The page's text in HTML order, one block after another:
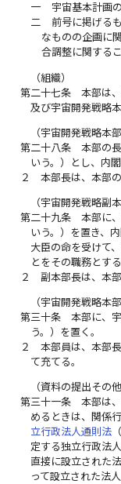
一
宇宙基本計画
二
前号に掲げる
なものの企画に
合調整に関するこ
（組織）
第二十七条
本部は
及び宇宙開発戦略
（宇宙開発戦略本部
第二十八条
本部の
いう。）とし、内
２
本部長は、本部
（宇宙開発戦略副
第二十九条
本部に
いう。）を置き、
大臣の命を受けて
とをその職務とす
２
副本部長は、本
（宇宙開発戦略本部
第三十条
本部に、
う。）を置く。
２
本部員は、本部
て充てる。
（資料の提出その
第三十一条
本部は
めるときは、関係
立行政法人通則法
定する独立行政法
直接に設立された
って設立された法人